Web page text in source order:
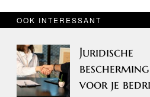
OOK INTERESSANT
Juridische
bescherming
voor je